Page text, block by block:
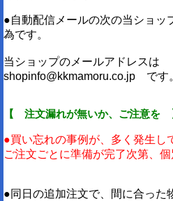
●自動配信メールの次の当ショッ
為です。
当ショップのメールアドレスは
shopinfo@kkmamoru.co.jp です
【 注文漏れが無いか、ご注意を
●買い忘れの事例が、多く発生し
ご注文ごとに準備が完了次第、個
●同日の追加注文で、間に合った